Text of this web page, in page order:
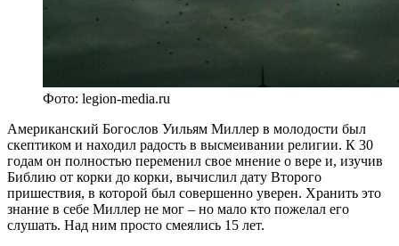
Фото: legion-media.ru
Американский Богослов Уильям Миллер в молодости был
скептиком и находил радость в высмеивании религии. К 30
годам он полностью переменил свое мнение о вере и, изучив
Библию от корки до корки, вычислил дату Второго
пришествия, в которой был совершенно уверен. Хранить это
знание в себе Миллер не мог – но мало кто пожелал его
слушать. Над ним просто смеялись 15 лет.